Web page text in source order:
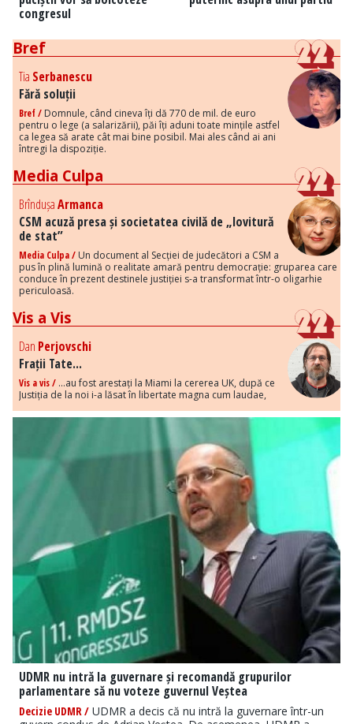
congresul
Bref
Tia Serbanescu
Fără soluții
Bref / Domnule, când cineva îți dă 770 de mil. de euro
pentru o lege (a salarizării), păi îți aduni toate mințile astfel
ca legea să arate cât mai bine posibil. Mai ales când ai ani
întregi la dispoziție.
Media Culpa
BrîndușaArmanca
CSM acuză presa și societatea civilă de „lovitură
de stat”
Media Culpa / Un document al Secției de judecători a CSM a
pus în plină lumină o realitate amară pentru democrație: gruparea care
conduce în prezent destinele justiției s-a transformat într-o oligarhie
periculoasă.
Vis a Vis
Dan Perjovschi
Frații Tate...
Vis a vis / ...au fost arestați la Miami la cererea UK, după ce
Justiția de la noi i-a lăsat în libertate magna cum laudae,
UDMR nu intră la guvernare și recomandă grupurilor
parlamentare să nu voteze guvernul Veștea
Decizie UDMR / UDMR a decis că nu intră la guvernare într-un